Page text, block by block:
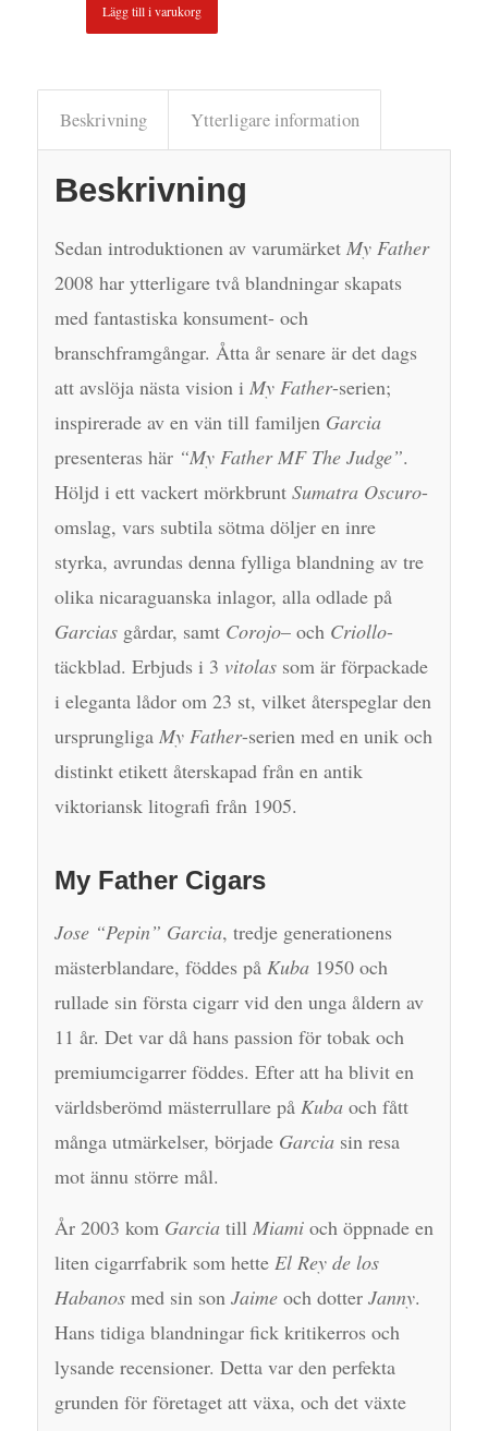
Lägg till i varukorg
Beskrivning Ytterligare information
Beskrivning
Sedan introduktionen av varumärket My Father
2008 har ytterligare två blandningar skapats
med fantastiska konsument- och
branschframgångar. Åtta år senare är det dags
att avslöja nästa vision i My Father-serien;
inspirerade av en vän till familjen Garcia
presenteras här “My Father MF The Judge”.
Höljd i ett vackert mörkbrunt Sumatra Oscuro-
omslag, vars subtila sötma döljer en inre
styrka, avrundas denna fylliga blandning av tre
olika nicaraguanska inlagor, alla odlade på
Garciasgårdar, samt Corojo– och Criollo-
täckblad. Erbjuds i 3 vitolassom är förpackade
i eleganta lådor om 23 st, vilket återspeglar den
ursprungliga My Father-serien med en unik och
distinkt etikett återskapad från en antik
viktoriansk litografi från 1905.
My Father Cigars
Jose “Pepin” Garcia, tredje generationens
mästerblandare, föddes på Kuba1950 och
rullade sin första cigarr vid den unga åldern av
11 år. Det var då hans passion för tobak och
premiumcigarrer föddes. Efter att ha blivit en
världsberömd mästerrullare på Kubaoch fått
många utmärkelser, började Garciasin resa
mot ännu större mål.
År 2003 kom Garciatill Miamioch öppnade en
liten cigarrfabrik som hette El Rey de los
Habanosmed sin son Jaimeoch dotter Janny.
Hans tidiga blandningar fick kritikerros och
lysande recensioner. Detta var den perfekta
grunden för företaget att växa, och det växte